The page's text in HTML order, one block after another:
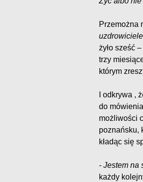
Przemożna
żyło sześć
trzy
którym
I odkrywa ,
do
możliwości
poznańsku,
kładąc się
- Jestem na
każdy